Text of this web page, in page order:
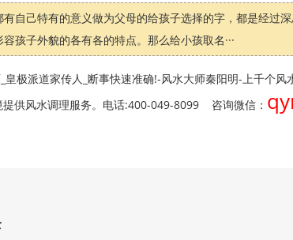
自己特有的意义做为父母的给孩子选择的字，都是经过
孩子外貌的各有各的特点。那么给小孩取名···
皇极派道家传人_断事快速准确!-风水大师秦阳明-上千个
提供风水调理服务。电话:400-049-8099 咨询微信：